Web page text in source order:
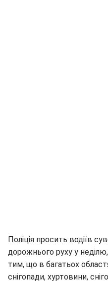
Поліція просить водіїв
дорожнього руху у
тим, що в багатьох
снігопади, хуртовини,